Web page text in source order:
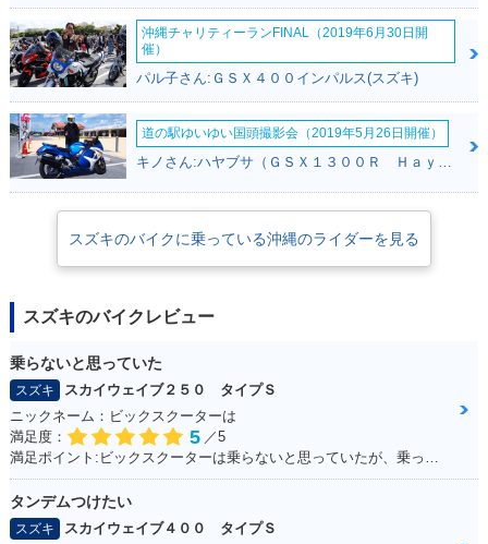
2004年 ST250 E-Ty
pe・追加
2004年 ST250・新
登場
沖縄チャリティーランFINAL（2019年6月30日開
催）
パル子さん:ＧＳＸ４００インパルス(スズキ)
道の駅ゆいゆい国頭撮影会（2019年5月26日開催）
キノさん:ハヤブサ（ＧＳＸ１３００Ｒ Ｈａｙａｂｕｓａ）(スズキ)
スズキのバイクに乗っている沖縄のライダーを見る
スズキのバイクレビュー
乗らないと思っていた
スズキ
スカイウェイブ２５０ タイプＳ
ニックネーム：ビックスクーターは
満足度：
5 ／5
タンデムつけたい
スズキ
スカイウェイブ４００ タイプＳ